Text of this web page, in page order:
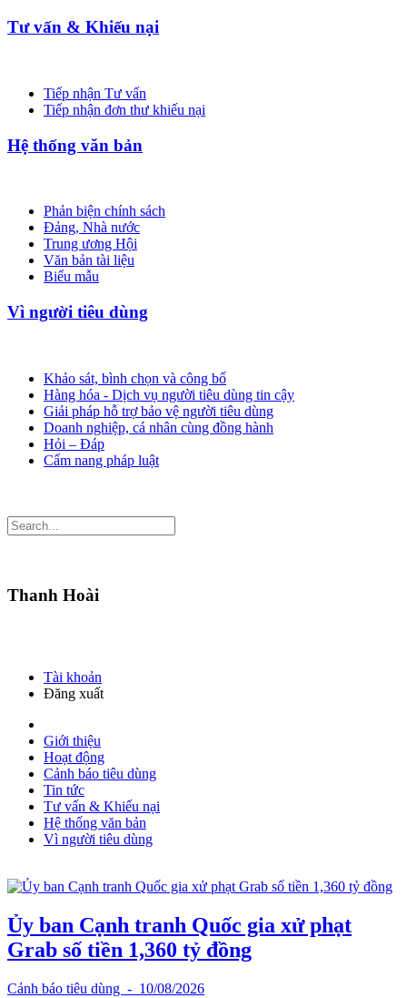
Tư vấn & Khiếu nại
Tiếp nhận Tư vấn
Tiếp nhận đơn thư khiếu nại
Hệ thống văn bản
Phản biện chính sách
Đảng, Nhà nước
Trung ương Hội
Văn bản tài liệu
Biểu mẫu
Vì người tiêu dùng
Khảo sát, bình chọn và công bố
Hàng hóa - Dịch vụ người tiêu dùng tin cậy
Giải pháp hỗ trợ bảo vệ người tiêu dùng
Doanh nghiệp, cá nhân cùng đồng hành
Hỏi – Đáp
Cẩm nang pháp luật
Thanh Hoài
Tài khoản
Đăng xuất
Giới thiệu
Hoạt động
Cảnh báo tiêu dùng
Tin tức
Tư vấn & Khiếu nại
Hệ thống văn bản
Vì người tiêu dùng
Ủy ban Cạnh tranh Quốc gia xử phạt
Grab số tiền 1,360 tỷ đồng
Cảnh báo tiêu dùng - 10/08/2026